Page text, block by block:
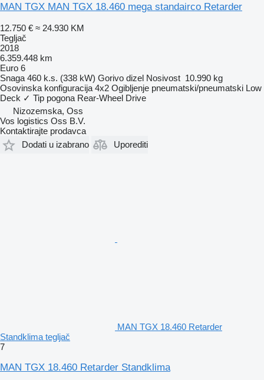
MAN TGX MAN TGX 18.460 mega standairco Retarder
12.750 € ≈ 24.930 KM
Tegljač
2018
6.359.448 km
Euro 6
Snaga 460 k.s. (338 kW) Gorivo dizel Nosivost 10.990 kg
Osovinska konfiguracija 4x2 Ogibljenje pneumatski/pneumatski Low
Deck ✓ Tip pogona Rear-Wheel Drive
Nizozemska, Oss
Vos logistics Oss B.V.
Kontaktirajte prodavca
Dodati u izabrano
Uporediti
MAN TGX 18.460 Retarder
Standklima tegljač
7
MAN TGX 18.460 Retarder Standklima